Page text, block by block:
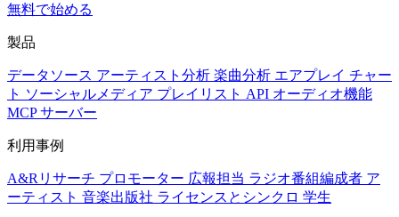
無料で始める
製品
データソース アーティスト分析 楽曲分析 エアプレイ チャー
ト ソーシャルメディア プレイリスト API オーディオ機能
MCP サーバー
利用事例
A&Rリサーチ プロモーター 広報担当 ラジオ番組編成者 ア
ーティスト 音楽出版社 ライセンスとシンクロ 学生